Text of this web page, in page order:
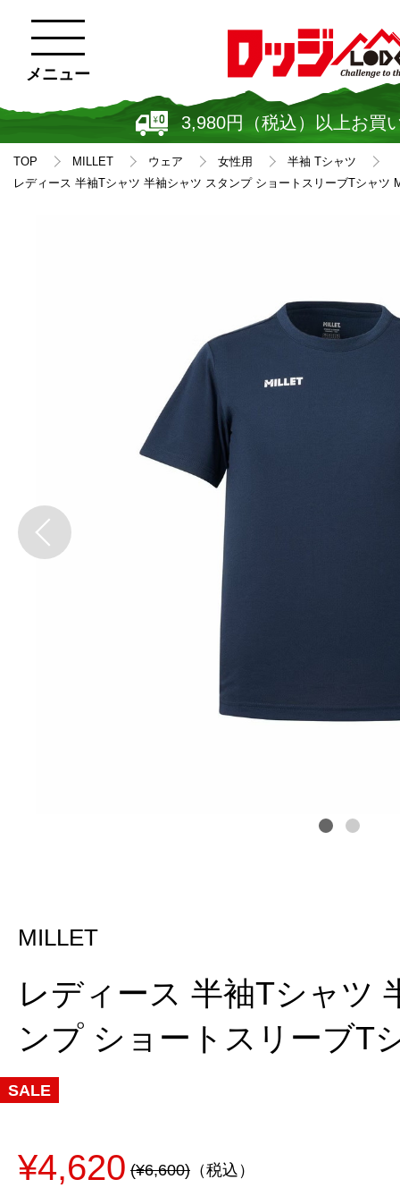
3,980円（税込）以上お買
メニュー
TOP MILLET ウェア 女性用
半袖 Tシャツ
レディース 半袖Tシャツ 半袖シャツ スタンプ ショートスリーブTシャツ
MILLET
レディース 半袖Tシャツ
ンプ ショートスリーブT
SALE
¥4,620 (¥6,600) （税込）